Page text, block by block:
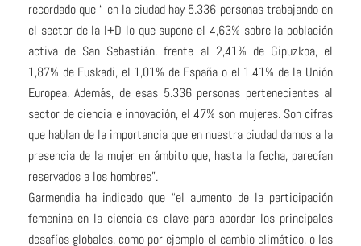
recordado que “ en la ciudad hay 5.336 personas trabajando en
el sector de la I+D lo que supone el 4,63% sobre la población
activa de San Sebastián, frente al 2,41% de Gipuzkoa, el
1,87% de Euskadi, el 1,01% de España o el 1,41% de la Unión
Europea. Además, de esas 5.336 personas pertenecientes al
sector de ciencia e innovación, el 47% son mujeres. Son cifras
que hablan de la importancia que en nuestra ciudad damos a la
presencia de la mujer en ámbito que, hasta la fecha, parecían
reservados a los hombres”.
Garmendia ha indicado que “el aumento de la participación
femenina en la ciencia es clave para abordar los principales
desafíos globales, como por ejemplo el cambio climático, o las